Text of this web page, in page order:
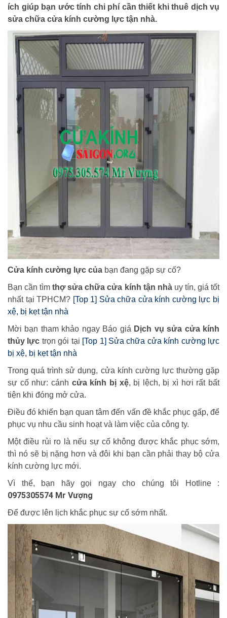
ích giúp bạn ước tính chi phí cần thiết khi thuê dịch vụ
sửa chữa cửa kính cường lực tận nhà.
Cửa kính cường lực của bạn đang gặp sự cố?
Bạn cần tìmthợ sửa chữa cửa kính tận nhà uy tín, giá tốt
nhất tại TPHCM? [Top 1] Sửa chữa cửa kính cường lực bị
xệ, bị kẹt tận nhà
Mời bạn tham khảo ngay Báo giá Dịch vụ sửa cửa kính
thủy lực trọn gói tại [Top 1] Sửa chữa cửa kính cường lực
bị xệ, bị kẹt tận nhà
Trong quá trình sử dụng, cửa kính cường lực thường gặp
sự cố như: cánh cửa kính bị xệ, bị lệch, bị xì hơi rất bất
tiện khi đóng mở cửa.
Điều đó khiến bạn quan tâm đến vấn đề khắc phục gấp, để
phục vụ nhu cầu sinh hoạt và làm việc của công ty.
Một điều rủi ro là nếu sự cố không được khắc phục sớm,
thì nó sẽ bị nặng hơn và đôi khi bạn cần phải thay bộ cửa
kính cường lực mới.
Vì thế, bạn hãy gọi ngay cho chúng tôi Hotline :
0975305574 Mr Vượng
Để được lên lịch khắc phục sự cố sớm nhất.